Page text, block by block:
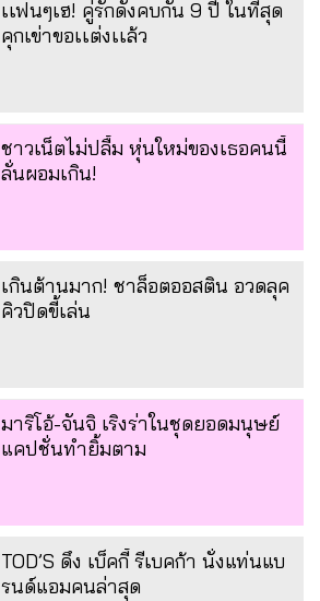
เเฟนๆเฮ! คู่รักดังคบกัน 9 ปี ในที่สุด
คุกเข่าขอเเต่งเเล้ว
ชาวเน็ตไม่ปลื้ม หุ่นใหม่ของเธอคนนี้
ลั่นผอมเกิน!
เกินต้านมาก! ชาล็อตออสติน อวดลุค
คิวปิดขี้เล่น
มาริโอ้-จันจิ เริงร่าในชุดยอดมนุษย์
แคปชั่นทำยิ้มตาม
TOD’S ดึง เบ็คกี้ รีเบคก้า นั่งแท่นแบ
รนด์แอมคนล่าสุด